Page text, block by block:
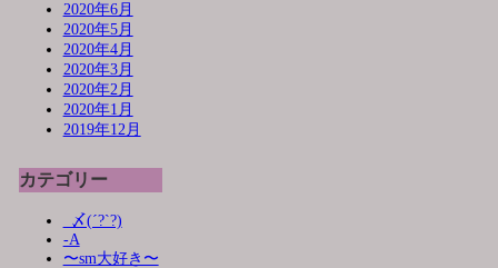
2020年6月
2020年5月
2020年4月
2020年3月
2020年2月
2020年1月
2019年12月
カテゴリー
_〆(´?`?)
-A
〜sm大好き〜